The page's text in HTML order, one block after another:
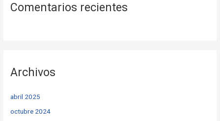
Comentarios recientes
Archivos
abril 2025
octubre 2024